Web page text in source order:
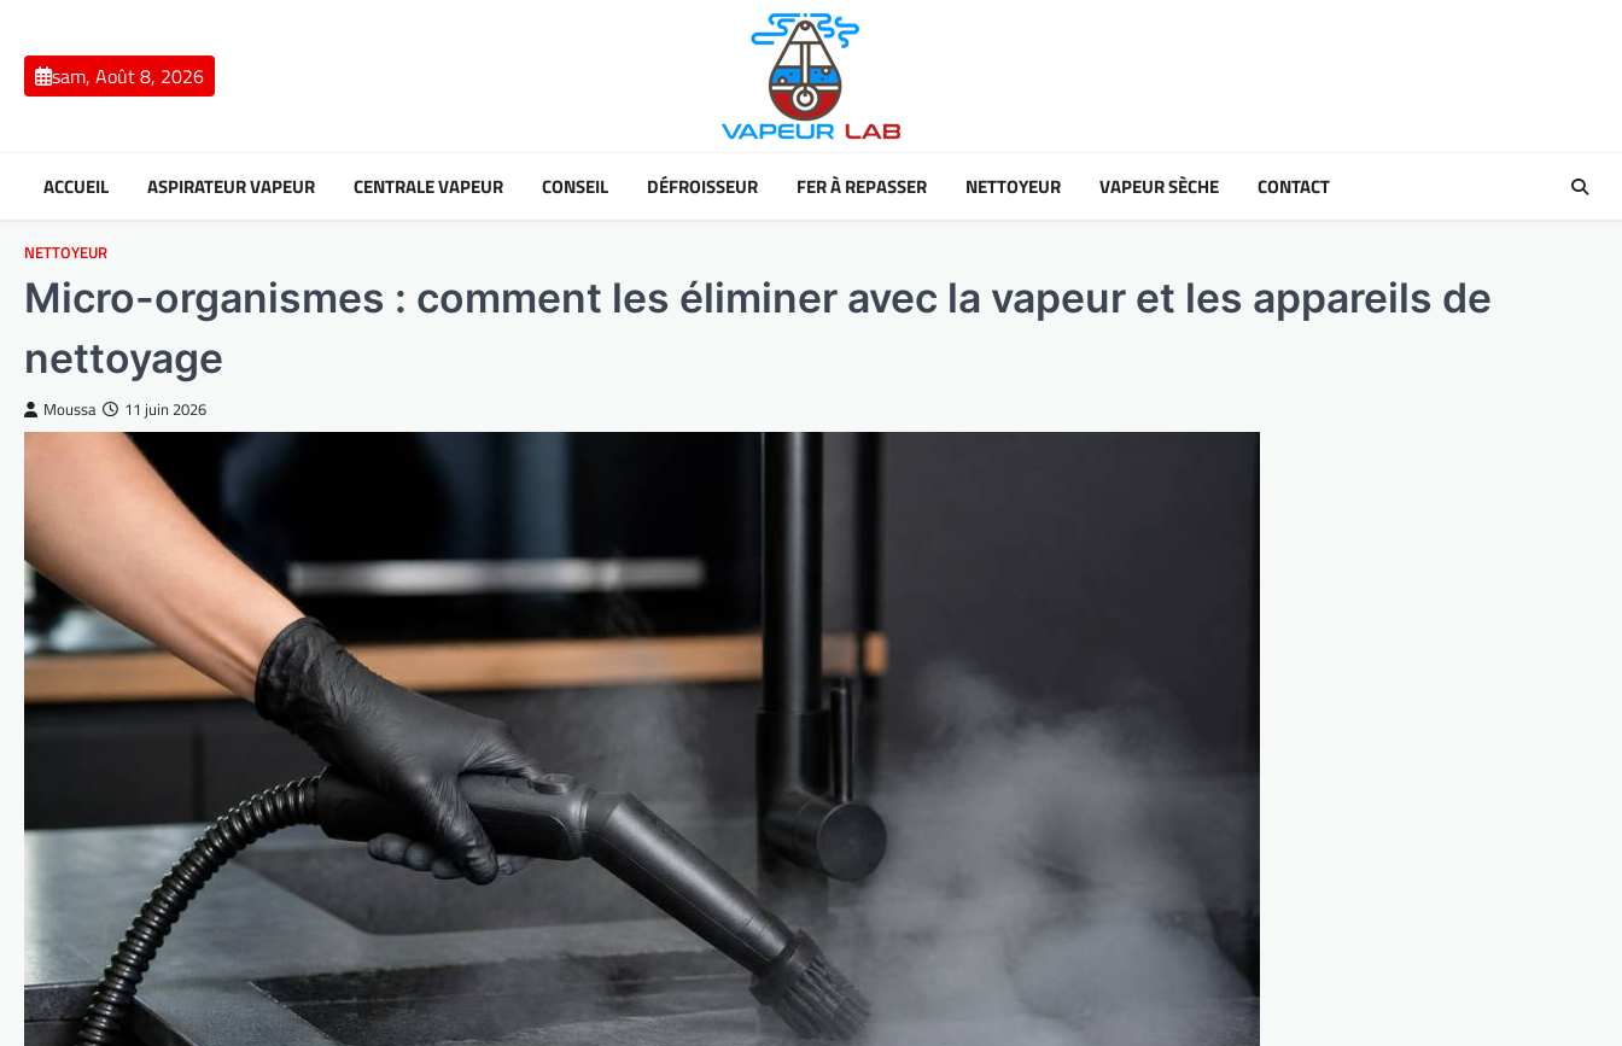
contentsam, Août 8, 2026
ACCUEIL ASPIRATEUR VAPEUR CENTRALE VAPEUR CONSEIL DÉFROISSEUR FER À REPASSER NETTOYEUR VAPEUR SÈCHE CONTACT
NETTOYEUR
Micro-organismes : comment les éliminer avec la vapeur et les appareils de
nettoyage
Moussa 11 juin 2026